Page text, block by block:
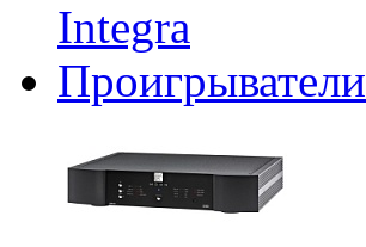
Integra
Проигрыватели